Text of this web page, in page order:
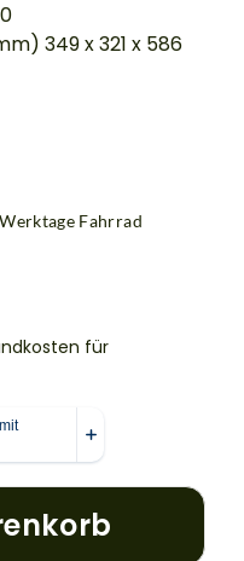
349 x 321 x 586
Fahrrad
für